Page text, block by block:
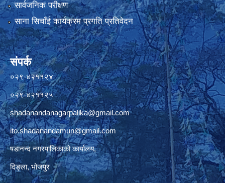
सार्वजनिक परीक्षण
साना सिचाँई कार्यक्रम प्रगति प्रतिवेदन
संपर्क
०२९-४२११२४
०२९-४२११२५
shadanandanagarpalika@gmail.com
ito.shadanandamun@gmail.com
षडानन्द नगरपालिकाको कार्यालय,
दिङ्ला, भोजपुर